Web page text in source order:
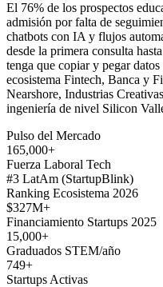
El 76% de los prospectos
admisión por falta de
chatbots con IA y flujos
desde la primera consulta
tenga que copiar y pegar
ecosistema Fintech, Banca y
Nearshore, Industrias
ingeniería de nivel Silicon
Pulso del Mercado
165,000+
Fuerza Laboral Tech
#3 LatAm (StartupBlink)
Ranking Ecosistema 2026
$327M+
Financiamiento Startups 2025
15,000+
Graduados STEM/año
749+
Startups Activas